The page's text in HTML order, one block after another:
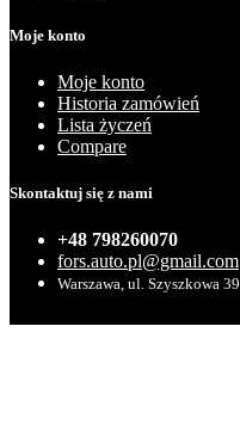
Moje konto
Moje konto
Historia zamówień
Lista życzeń
Compare
Skontaktuj się z nami
+48 798260070
fors.auto.pl@gmail.com
Warszawa, ul. Szyszkowa 39